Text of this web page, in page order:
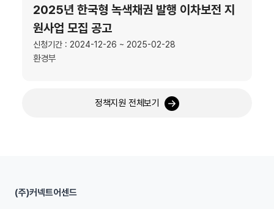
2025년 한국형 녹색채권 발행 이차보전 지
원사업 모집 공고
신청기간 : 2024-12-26 ~ 2025-02-28
환경부
정책지원 전체보기
(주)커넥트어센드